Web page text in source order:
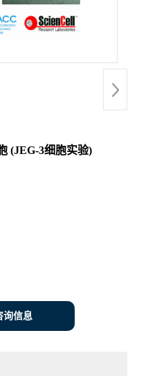
(JEG-3细胞实验)
询信息